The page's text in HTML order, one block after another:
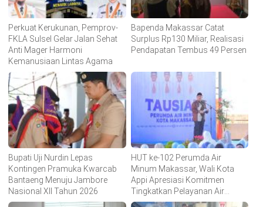
Perkuat Kerukunan, Pemprov-
FKLA Sulsel Gelar Jalan Sehat
Anti Mager Harmoni
Kemanusiaan Lintas Agama
Bapenda Makassar Catat
Surplus Rp130 Miliar, Realisasi
Pendapatan Tembus 49 Persen
Bupati Uji Nurdin Lepas
Kontingen Pramuka Kwarcab
Bantaeng Menuju Jambore
Nasional XII Tahun 2026
HUT ke-102 Perumda Air
Minum Makassar, Wali Kota
Appi Apresiasi Komitmen
Tingkatkan Pelayanan Air
Bersih